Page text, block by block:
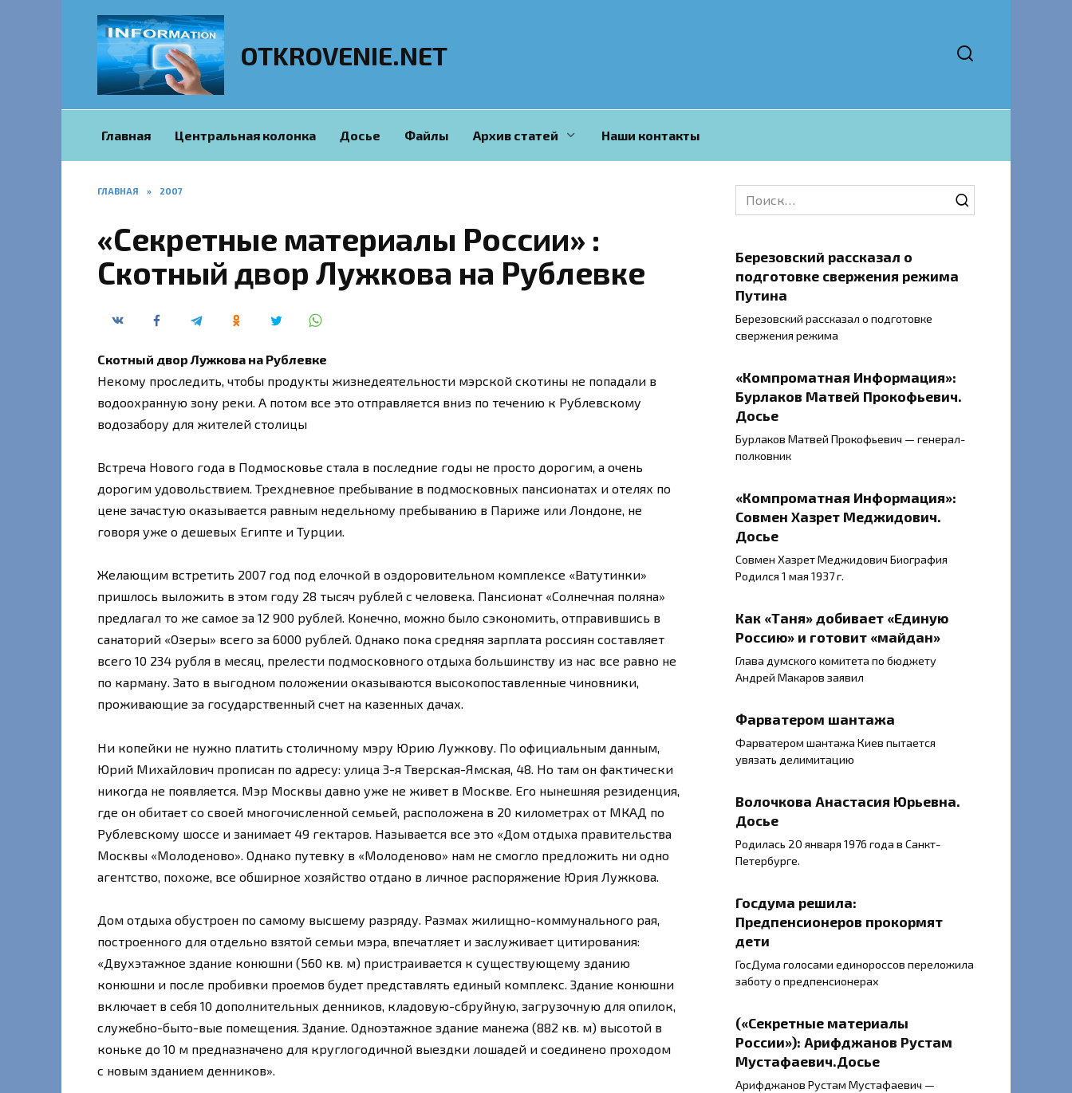
OTKROVENIE.NET
Главная Центральная колонка Досье Файлы Архив статей Наши контакты
ГЛАВНАЯ » 2007
«Секретные материалы России» :
Скотный двор Лужкова на Рублевке
Скотный двор Лужкова на Рублевке
Некому проследить, чтобы продукты жизнедеятельности мэрской скотины не попадали в
водоохранную зону реки. А потом все это отправляется вниз по течению к Рублевскому
водозабору для жителей столицы
Встреча Нового года в Подмосковье стала в последние годы не просто дорогим, а очень
дорогим удовольствием. Трехдневное пребывание в подмосковных пансионатах и отелях по
цене зачастую оказывается равным недельному пребыванию в Париже или Лондоне, не
говоря уже о дешевых Египте и Турции.
Желающим встретить 2007 год под елочкой в оздоровительном комплексе «Ватутинки»
пришлось выложить в этом году 28 тысяч рублей с человека. Пансионат «Солнечная поляна»
предлагал то же самое за 12 900 рублей. Конечно, можно было сэкономить, отправившись в
санаторий «Озеры» всего за 6000 рублей. Однако пока средняя зарплата россиян составляет
всего 10 234 рубля в месяц, прелести подмосковного отдыха большинству из нас все равно не
по карману. Зато в выгодном положении оказываются высокопоставленные чиновники,
проживающие за государственный счет на казенных дачах.
Ни копейки не нужно платить столичному мэру Юрию Лужкову. По официальным данным,
Юрий Михайлович прописан по адресу: улица 3-я Тверская-Ямская, 48. Но там он фактически
никогда не появляется. Мэр Москвы давно уже не живет в Москве. Его нынешняя резиденция,
где он обитает со своей многочисленной семьей, расположена в 20 километрах от МКАД по
Рублевскому шоссе и занимает 49 гектаров. Называется все это «Дом отдыха правительства
Москвы «Молоденово». Однако путевку в «Молоденово» нам не смогло предложить ни одно
агентство, похоже, все обширное хозяйство отдано в личное распоряжение Юрия Лужкова.
Дом отдыха обустроен по самому высшему разряду. Размах жилищно-коммунального рая,
построенного для отдельно взятой семьи мэра, впечатляет и заслуживает цитирования:
«Двухэтажное здание конюшни (560 кв. м) пристраивается к существующему зданию
конюшни и после пробивки проемов будет представлять единый комплекс. Здание конюшни
включает в себя 10 дополнительных денников, кладовую-сбруйную, загрузочную для опилок,
служебно-быто-вые помещения. Здание. Одноэтажное здание манежа (882 кв. м) высотой в
коньке до 10 м предназначено для круглогодичной выездки лошадей и соединено проходом
с новым зданием денников».
Search
for:
Березовский рассказал о
подготовке свержения режима
Путина
Березовский рассказал о подготовке
свержения режима
«Компроматная Информация»:
Бурлаков Матвей Прокофьевич.
Досье
Бурлаков Матвей Прокофьевич — генерал-
полковник
«Компроматная Информация»:
Совмен Хазрет Меджидович.
Досье
Совмен Хазрет Меджидович Биография
Родился 1 мая 1937 г.
Как «Таня» добивает «Единую
Россию» и готовит «майдан»
Глава думского комитета по бюджету
Андрей Макаров заявил
Фарватером шантажа
Фарватером шантажа Киев пытается
увязать делимитацию
Волочкова Анастасия Юрьевна.
Досье
Родилась 20 января 1976 года в Санкт-
Петербурге.
Госдума решила:
Предпенсионеров прокормят
дети
ГосДума голосами единороссов переложила
заботу о предпенсионерах
(«Секретные материалы
России»): Арифджанов Рустам
Мустафаевич.Досье
Арифджанов Рустам Мустафаевич —